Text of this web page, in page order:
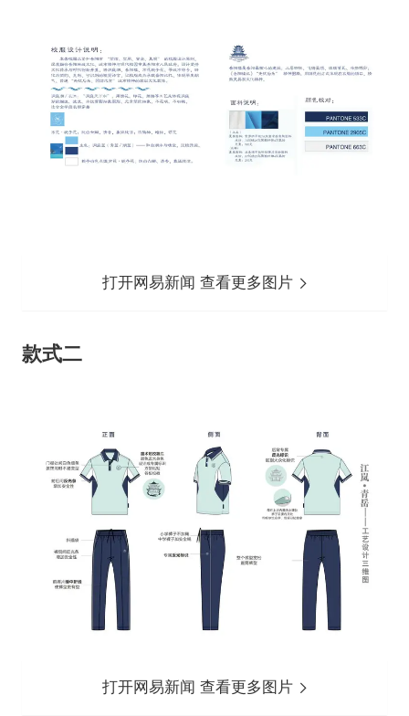
打开网易新闻 查看更多图片
款式二
打开网易新闻 查看更多图片